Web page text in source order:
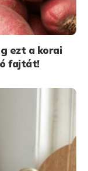
ezt a korai
fajtát!